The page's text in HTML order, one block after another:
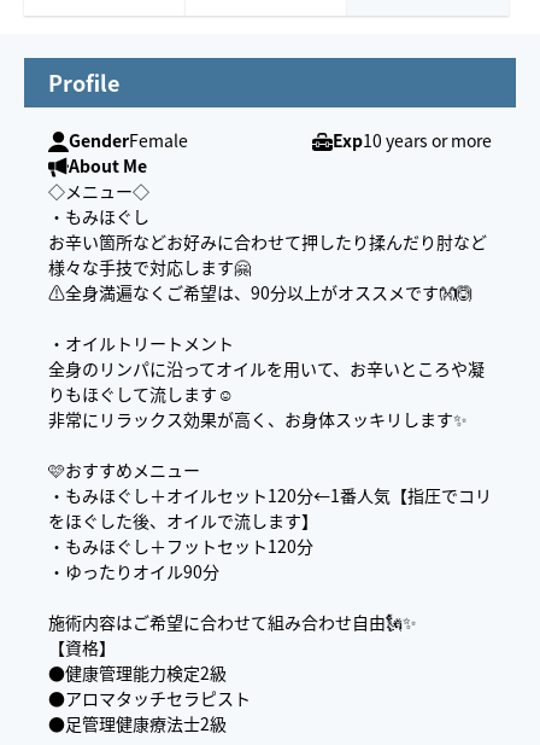
Profile
GenderFemale Exp10 years or more
About Me
◇メニュー◇
・もみほぐし
お辛い箇所などお好みに合わせて押したり揉んだり肘など
様々な手技で対応します🤗
⚠️全身満遍なくご希望は、90分以上がオススメです👐🙆
・オイルトリートメント
全身のリンパに沿ってオイルを用いて、お辛いところや凝
りもほぐして流します☺️
非常にリラックス効果が高く、お身体スッキリします✨
🩷おすすめメニュー
・もみほぐし＋オイルセット120分←1番人気【指圧でコリ
をほぐした後、オイルで流します】
・もみほぐし＋フットセット120分
・ゆったりオイル90分
施術内容はご希望に合わせて組み合わせ自由🗽✨
【資格】
●健康管理能力検定2級
●アロマタッチセラピスト
●足管理健康療法士2級